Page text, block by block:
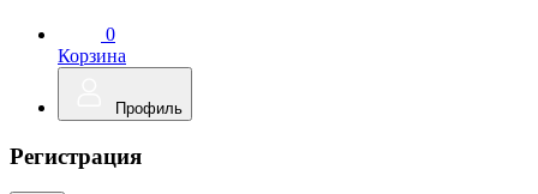
0
Корзина
Профиль
Регистрация